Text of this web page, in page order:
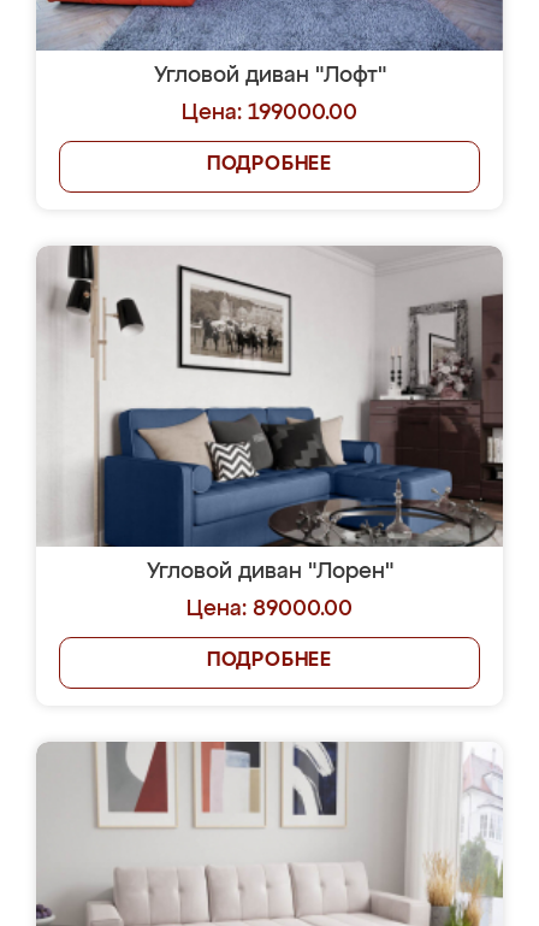
Угловой диван "Лофт"
Цена: 199000.00
ПОДРОБНЕЕ
Угловой диван "Лорен"
Цена: 89000.00
ПОДРОБНЕЕ